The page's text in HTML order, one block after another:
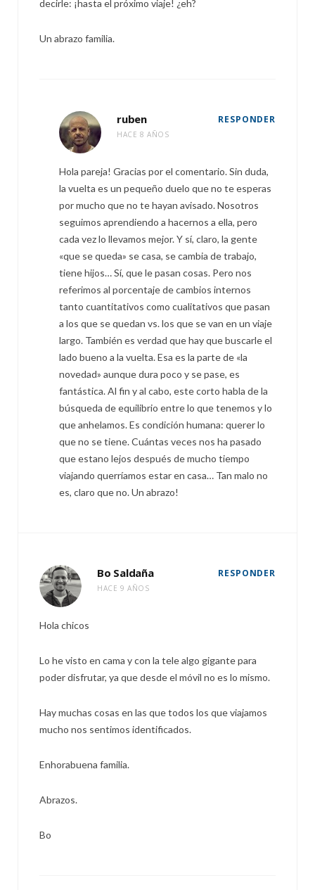
decirle: ¡hasta el próximo viaje! ¿eh?
Un abrazo familia.
ruben
HACE 8 AÑOS
RESPONDER
Hola pareja! Gracias por el comentario. Sin duda,
la vuelta es un pequeño duelo que no te esperas
por mucho que no te hayan avisado. Nosotros
seguimos aprendiendo a hacernos a ella, pero
cada vez lo llevamos mejor. Y sí, claro, la gente
«que se queda» se casa, se cambia de trabajo,
tiene hijos… Sí, que le pasan cosas. Pero nos
referimos al porcentaje de cambios internos
tanto cuantitativos como cualitativos que pasan
a los que se quedan vs. los que se van en un viaje
largo. También es verdad que hay que buscarle el
lado bueno a la vuelta. Esa es la parte de «la
novedad» aunque dura poco y se pase, es
fantástica. Al fin y al cabo, este corto habla de la
búsqueda de equilibrio entre lo que tenemos y lo
que anhelamos. Es condición humana: querer lo
que no se tiene. Cuántas veces nos ha pasado
que estano lejos después de mucho tiempo
viajando querríamos estar en casa… Tan malo no
es, claro que no. Un abrazo!
Bo Saldaña
HACE 9 AÑOS
RESPONDER
Hola chicos
Lo he visto en cama y con la tele algo gigante para
poder disfrutar, ya que desde el móvil no es lo mismo.
Hay muchas cosas en las que todos los que viajamos
mucho nos sentimos identificados.
Enhorabuena familia.
Abrazos.
Bo